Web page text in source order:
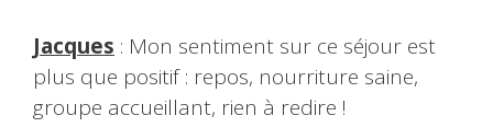
Jacques : Mon sentiment sur ce séjour est
plus que positif : repos, nourriture saine,
groupe accueillant, rien à redire !